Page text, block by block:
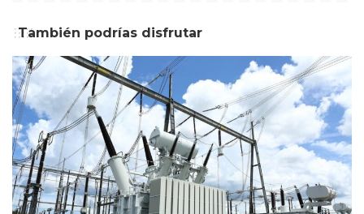
También podrías disfrutar